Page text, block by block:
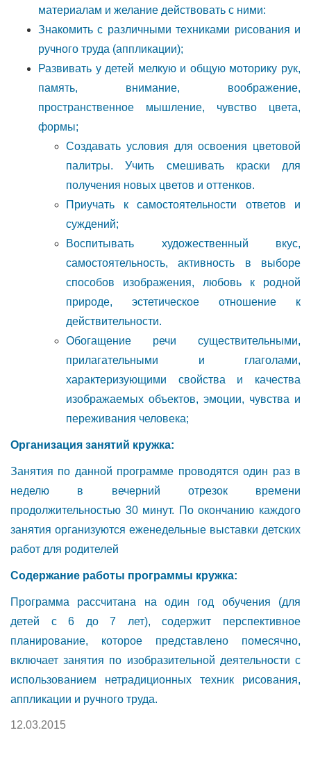
материалам и желание действовать с ними:
Знакомить с различными техниками рисования и
ручного труда (аппликации);
Развивать у детей мелкую и общую моторику рук,
память, внимание, воображение,
пространственное мышление, чувство цвета,
формы;
Создавать условия для освоения цветовой
палитры. Учить смешивать краски для
получения новых цветов и оттенков.
Приучать к самостоятельности ответов и
суждений;
Воспитывать художественный вкус,
самостоятельность, активность в выборе
способов изображения, любовь к родной
природе, эстетическое отношение к
действительности.
Обогащение речи существительными,
прилагательными и глаголами,
характеризующими свойства и качества
изображаемых объектов, эмоции, чувства и
переживания человека;
Организация занятий кружка:
Занятия по данной программе проводятся один раз в
неделю в вечерний отрезок времени
продолжительностью 30 минут. По окончанию каждого
занятия организуются еженедельные выставки детских
работ для родителей
Содержание работы программы кружка:
Программа рассчитана на один год обучения (для
детей с 6 до 7 лет), содержит перспективное
планирование, которое представлено помесячно,
включает занятия по изобразительной деятельности с
использованием нетрадиционных техник рисования,
аппликации и ручного труда.
12.03.2015